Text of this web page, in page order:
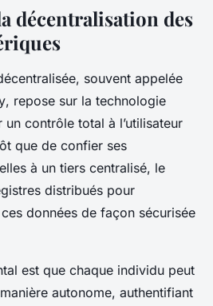
décentralisation des
souvent appelée
, repose sur la technologie
contrôle total à l’utilisateur
que de confier ses
à un tiers centralisé, le
distribués pour
données de façon sécurisée
est que chaque individu peut
autonome, authentifiant